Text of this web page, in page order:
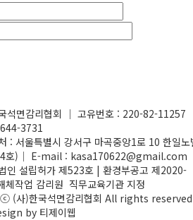
석면감리협회 │ 고유번호 : 220-82-11257
3731
: 서울특별시 강서구 마곡중앙1로 10 한일노
호)│ E-mail : kasa170622@gmail.com
인 설립허가 제523호 | 환경부공고 제2020-
체작업 감리원 직무교육기관 지정
(사)한국석면감리협회 All rights
by 티제이웹